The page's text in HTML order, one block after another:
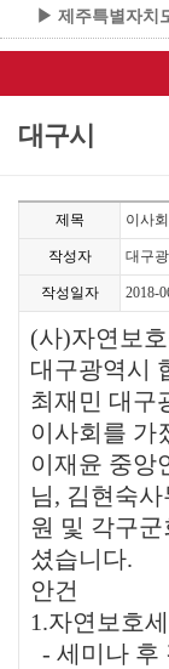
▶ 제주특별자치
대구시
제목 이사
작성자 대구
작성일자 2018-
(사)자연보
대구광역시
최재민 대구
이사회를 가
이재윤 중앙
님, 김현숙
원 및 각구군
셨습니다.
안건
1.자연보호
- 세미나 후